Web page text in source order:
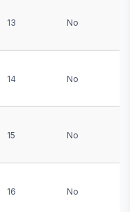
13 No
14 No
15 No
16 No